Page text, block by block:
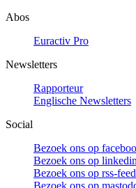
Abos
Euractiv Pro
Newsletters
Rapporteur
Englische Newsletters
Social
Bezoek ons op
Bezoek ons op linkedin
Bezoek ons op rss-feed
Bezoek ons op